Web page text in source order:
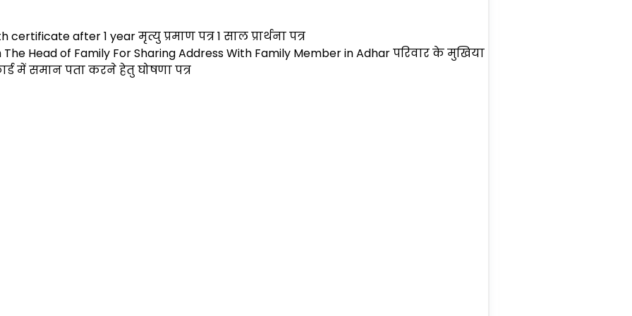
after 1 year मृत्यु प्रमाण पत्र 1 साल प्रार्थना पत्र
Head of Family For Sharing Address With Family Member in Adhar परिवार के मुखिया
में समान पता करने हेतु घोषणा पत्र